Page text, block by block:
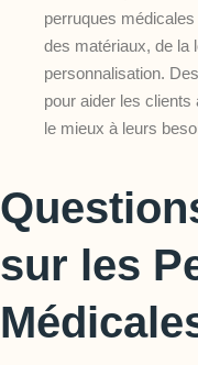
perruques médicales
des matériaux, de la
personnalisation.
pour aider les
le mieux à leurs
sur les